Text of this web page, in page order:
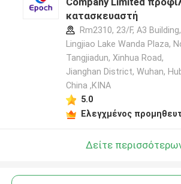
κατασκευαστή
Rm2310, 23/F, A3 Building,
Lingjiao Lake Wanda Plaza,
Tangjiadun, Xinhua Road,
Jianghan District, Wuhan,
China ,ΚΙΝΑ
5.0
Ελεγχμένος
Δείτε